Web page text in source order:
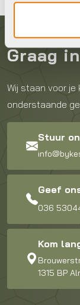
Graag
Wij staan voor je
onderstaande
Stuur
Geef
036
Kom
1315 BP